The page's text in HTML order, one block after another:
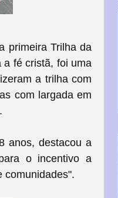
primeira Trilha da
a fé cristã, foi uma
a trilha com
com largada em
anos, destacou a
o incentivo a
comunidades".